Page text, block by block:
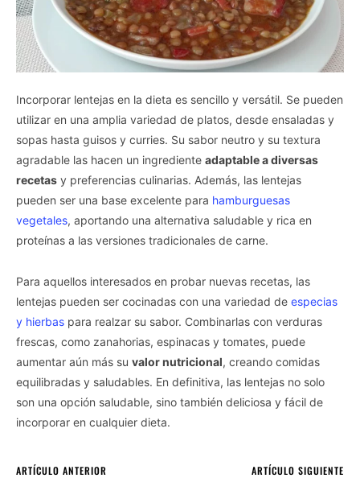
Incorporar lentejas en la dieta es sencillo y versátil. Se pueden
utilizar en una amplia variedad de platos, desde ensaladas y
sopas hasta guisos y curries. Su sabor neutro y su textura
agradable las hacen un ingrediente adaptable a diversas
recetas y preferencias culinarias. Además, las lentejas
pueden ser una base excelente para hamburguesas
vegetales, aportando una alternativa saludable y rica en
proteínas a las versiones tradicionales de carne.
Para aquellos interesados en probar nuevas recetas, las
lentejas pueden ser cocinadas con una variedad de especias
y hierbas para realzar su sabor. Combinarlas con verduras
frescas, como zanahorias, espinacas y tomates, puede
aumentar aún más su valor nutricional, creando comidas
equilibradas y saludables. En definitiva, las lentejas no solo
son una opción saludable, sino también deliciosa y fácil de
incorporar en cualquier dieta.
ARTÍCULO ANTERIOR ARTÍCULO SIGUIENTE